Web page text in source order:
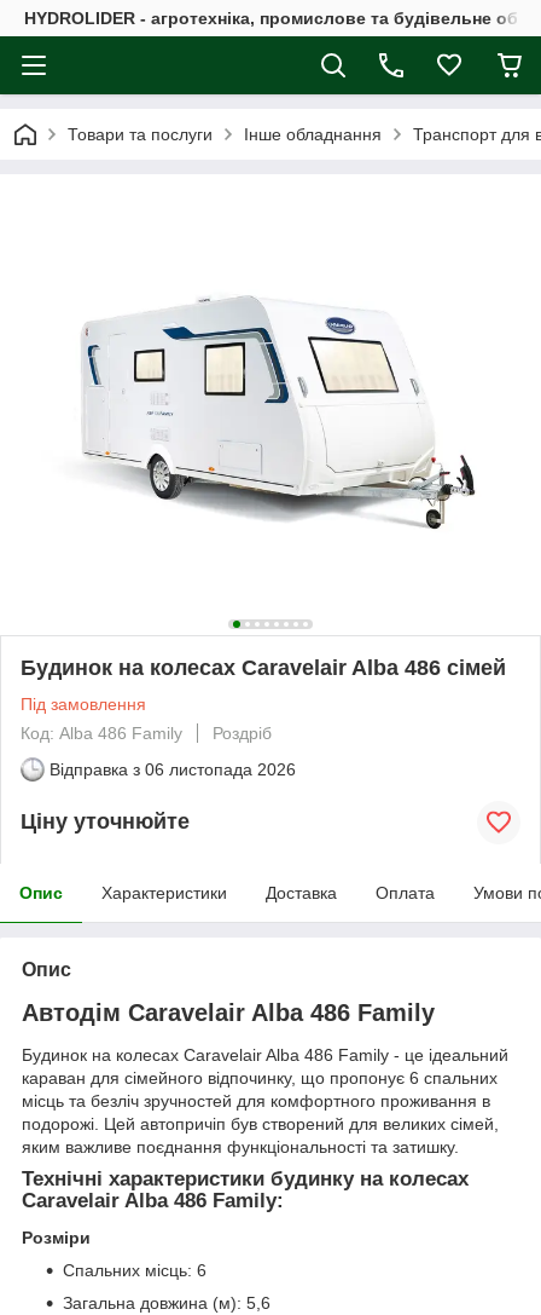
HYDROLIDER - агротехніка, промислове та будівельне
Товари та послуги Інше обладнання Транспорт для
Будинок на колесах Caravelair Alba 486 сімей
Під замовлення
Код: Alba 486 Family
Роздріб
Відправка з 06 листопада 2026
Ціну уточнюйте
Опис Характеристики Доставка Оплата Умови
Опис
Автодім Caravelair Alba 486 Family
Будинок на колесах Caravelair Alba 486 Family - це ідеальний
караван для сімейного відпочинку, що пропонує 6 спальних
місць та безліч зручностей для комфортного проживання в
подорожі. Цей автопричіп був створений для великих сімей,
яким важливе поєднання функціональності та затишку.
Технічні характеристики будинку на колесах
Caravelair Alba 486 Family:
Розміри
Спальних місць: 6
Загальна довжина (м): 5,6